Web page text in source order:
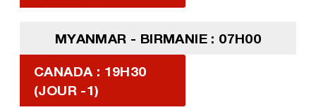
MYANMAR - BIRMANIE : 07H00
CANADA : 19H30
(JOUR -1)